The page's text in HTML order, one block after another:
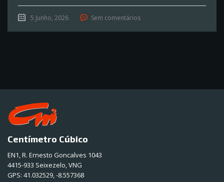
5 Junho, 2026 Sem comentários
Centímetro Cúbico
EN1, R. Ernesto Goncalves 1043
4415-933 Seixezelo, VNG
GPS: 41.032529, -8.557368